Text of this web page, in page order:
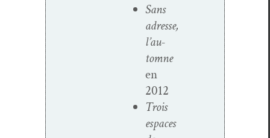
Sans
adresse,
l’au­
tomne
en
2012
Trois
espaces